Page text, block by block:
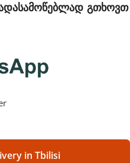
გთხოვთ
in Tbilisi